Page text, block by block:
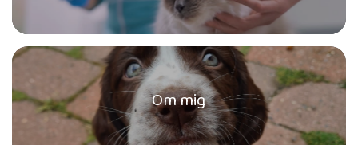
Om mig